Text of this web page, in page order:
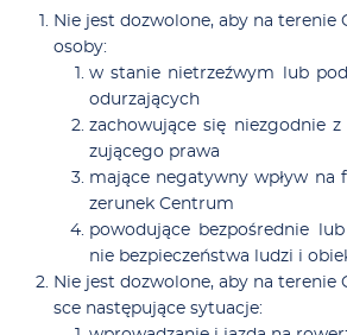
Nie jest do­zwo­lo­ne, aby na te­re­nie
oso­by:
w sta­nie nie­trzeź­wym lub
odu­rza­ją­cych
za­cho­wu­ją­ce się nie­zgod­nie
zu­ją­ce­go pra­wa
ma­ją­ce ne­ga­tyw­ny wpływ
ze­ru­nek Cen­trum
po­wo­du­ją­ce bez­po­śred­nie
nie bez­pie­czeń­stwa lu­dzi i
Nie jest do­zwo­lo­ne, aby na
sce na­stę­pu­ją­ce sy­tu­acje: